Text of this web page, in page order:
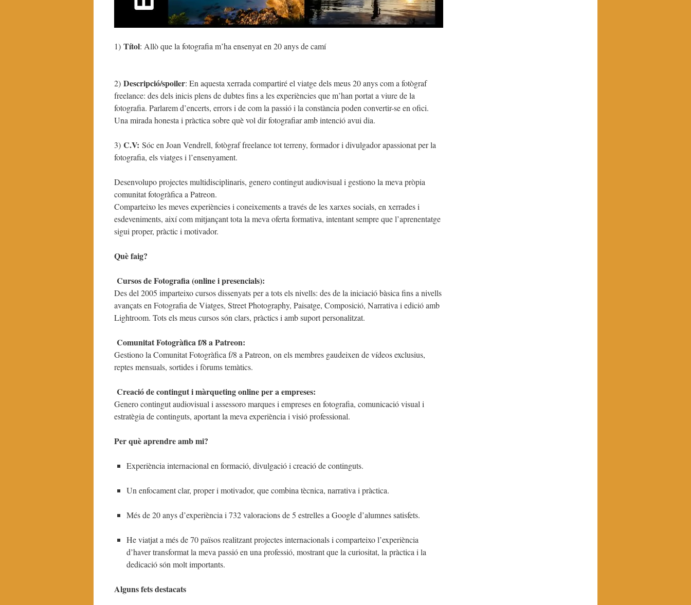
1) Títol: Allò que la fotografia m’ha ensenyat en 20 anys de camí
2) Descripció/spoiler: En aquesta xerrada compartiré el viatge dels meus 20 anys com a fotògraf
freelance: des dels inicis plens de dubtes fins a les experiències que m’han portat a viure de la
fotografia. Parlarem d’encerts, errors i de com la passió i la constància poden convertir-se en ofici.
Una mirada honesta i pràctica sobre què vol dir fotografiar amb intenció avui dia.
3) C.V: Sóc en Joan Vendrell, fotògraf freelance tot terreny, formador i divulgador apassionat per la
fotografia, els viatges i l’ensenyament.
Desenvolupo projectes multidisciplinaris, genero contingut audiovisual i gestiono la meva pròpia
comunitat fotogràfica a Patreon.
Comparteixo les meves experiències i coneixements a través de les xarxes socials, en xerrades i
esdeveniments, així com mitjançant tota la meva oferta formativa, intentant sempre que l’aprenentatge
sigui proper, pràctic i motivador.
Què faig?
Cursos de Fotografia (online i presencials):
Des del 2005 imparteixo cursos dissenyats per a tots els nivells: des de la iniciació bàsica fins a nivells
avançats en Fotografia de Viatges, Street Photography, Paisatge, Composició, Narrativa i edició amb
Lightroom. Tots els meus cursos són clars, pràctics i amb suport personalitzat.
Comunitat Fotogràfica f/8 a Patreon:
Gestiono la Comunitat Fotogràfica f/8 a Patreon, on els membres gaudeixen de vídeos exclusius,
reptes mensuals, sortides i fòrums temàtics.
Creació de contingut i màrqueting online per a empreses:
Genero contingut audiovisual i assessoro marques i empreses en fotografia, comunicació visual i
estratègia de continguts, aportant la meva experiència i visió professional.
Per què aprendre amb mi?
Experiència internacional en formació, divulgació i creació de continguts.
Un enfocament clar, proper i motivador, que combina tècnica, narrativa i pràctica.
Més de 20 anys d’experiència i 732 valoracions de 5 estrelles a Google d’alumnes satisfets.
He viatjat a més de 70 països realitzant projectes internacionals i comparteixo l’experiència
d’haver transformat la meva passió en una professió, mostrant que la curiositat, la pràctica i la
dedicació són molt importants.
Alguns fets destacats